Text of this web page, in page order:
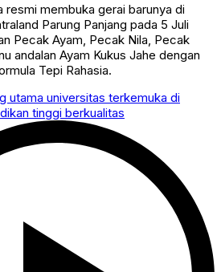
resmi membuka gerai barunya di
Parung Panjang pada 5 Juli
Pecak Ayam, Pecak Nila, Pecak
andalan Ayam Kukus Jahe dengan
Tepi Rahasia.